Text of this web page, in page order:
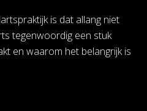
is dat allang niet
tegenwoordig een stuk
en waarom het belangrijk is